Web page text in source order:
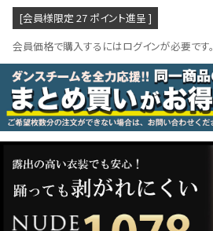
LINE連携でクーポンもらえる!!
[会員様限定 27 ポイント進呈 ]
会員価格で購入するにはログインが必要です。